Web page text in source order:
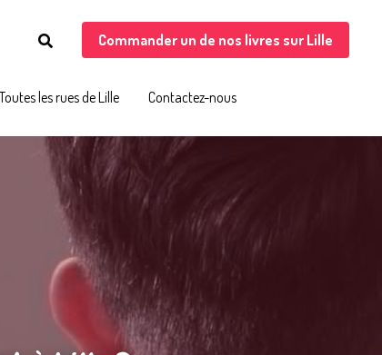
Toutes les rues de Lille Contactez-nous
Commander un de nos livres sur Lille
Toutes les rues de Lille Contactez-nous
Commander un de nos livres sur Lille